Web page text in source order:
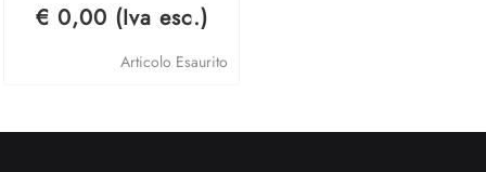
€ 0,00 (Iva esc.)
Articolo Esaurito